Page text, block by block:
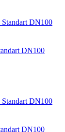
DN100
DN100